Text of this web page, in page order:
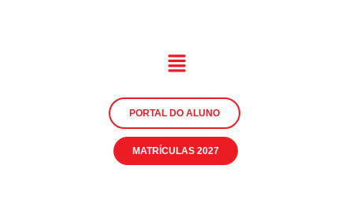
PORTAL DO ALUNO
MATRÍCULAS 2027